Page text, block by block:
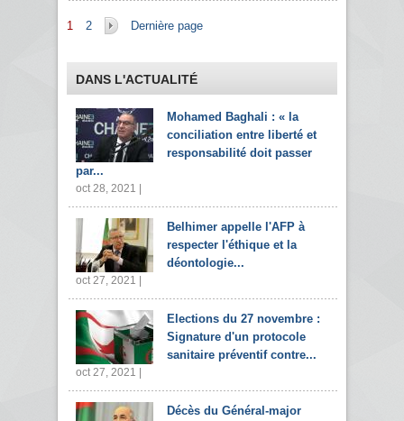
Pages
1 2 Dernière page
DANS L'ACTUALITÉ
Mohamed Baghali : « la
conciliation entre liberté et
responsabilité doit passer
par...
oct 28, 2021 |
Belhimer appelle l'AFP à
respecter l'éthique et la
déontologie...
oct 27, 2021 |
Elections du 27 novembre :
Signature d'un protocole
sanitaire préventif contre...
oct 27, 2021 |
Décès du Général-major